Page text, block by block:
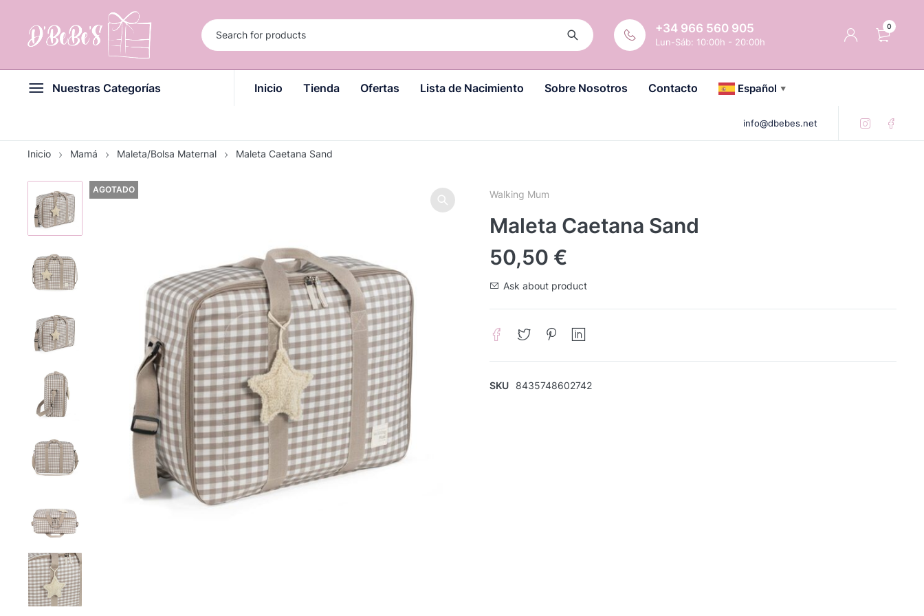
+34 966 560 905
Lun-Sáb: 10:00h - 20:00h
0
Nuestras Categorías Inicio Tienda Ofertas Lista de Nacimiento Sobre Nosotros Contacto Español ▼
info@dbebes.net
Inicio Mamá Maleta/Bolsa Maternal Maleta Caetana Sand
AGOTADO Walking Mum
Maleta Caetana Sand
50,50 €
Ask about product
SKU 8435748602742